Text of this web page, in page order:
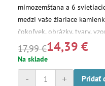
mimozemšťana a 6
medzi vaše žiariace
čokoľvek, obrázky, tvary,
fantázii sa medze nekladú!
17,99 €14,39 €
Na sklade
+
- Pridať